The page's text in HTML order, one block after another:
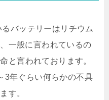
バッテリーはリチウム
一般に言われているの
と言われております。
3年ぐらい何らかの不具
す。